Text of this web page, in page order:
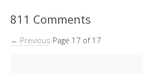
k p k
811 Comments
← Previous Page 17 of 17